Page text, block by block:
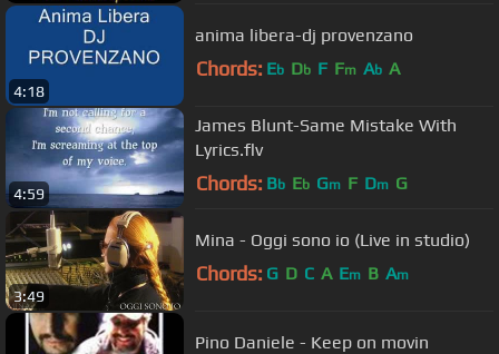
4:18
anima libera-dj provenzano
Chords: Eb Db F Fm Ab A
4:59
James Blunt-Same Mistake With
Lyrics.flv
Chords: Bb Eb Gm F Dm G
3:49
Mina - Oggi sono io (Live in studio)
Chords: G D C A Em B Am
Pino Daniele - Keep on movin